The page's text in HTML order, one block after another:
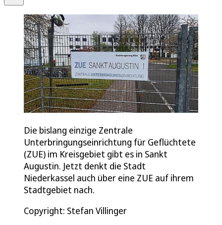
Die bislang einzige Zentrale
Unterbringungseinrichtung für Geflüchtete
(ZUE) im Kreisgebiet gibt es in Sankt
Augustin. Jetzt denkt die Stadt
Niederkassel auch über eine ZUE auf ihrem
Stadtgebiet nach.
Copyright: Stefan Villinger